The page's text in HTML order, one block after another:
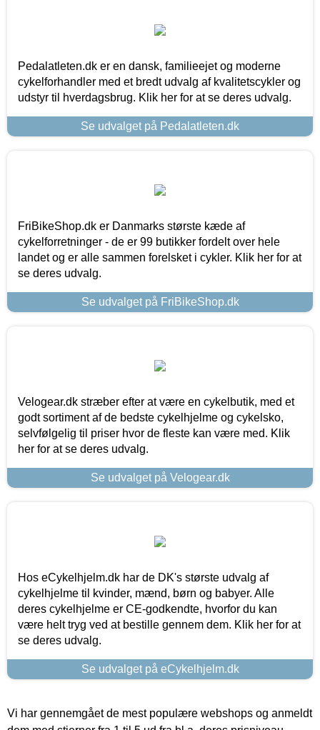
Pedalatleten.dk er en dansk, familieejet og moderne
cykelforhandler med et bredt udvalg af kvalitetscykler og
udstyr til hverdagsbrug. Klik her for at se deres udvalg.
Se udvalget på Pedalatleten.dk
FriBikeShop.dk er Danmarks største kæde af
cykelforretninger - de er 99 butikker fordelt over hele
landet og er alle sammen forelsket i cykler. Klik her for at
se deres udvalg.
Se udvalget på FriBikeShop.dk
Velogear.dk stræber efter at være en cykelbutik, med et
godt sortiment af de bedste cykelhjelme og cykelsko,
selvfølgelig til priser hvor de fleste kan være med. Klik
her for at se deres udvalg.
Se udvalget på Velogear.dk
Hos eCykelhjelm.dk har de DK's største udvalg af
cykelhjelme til kvinder, mænd, børn og babyer. Alle
deres cykelhjelme er CE-godkendte, hvorfor du kan
være helt tryg ved at bestille gennem dem. Klik her for at
se deres udvalg.
Se udvalget på eCykelhjelm.dk
Vi har gennemgået de mest populære webshops og anmeldt